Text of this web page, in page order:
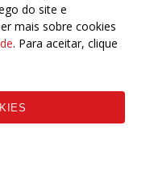
do site e
mais sobre cookies
. Para aceitar, clique